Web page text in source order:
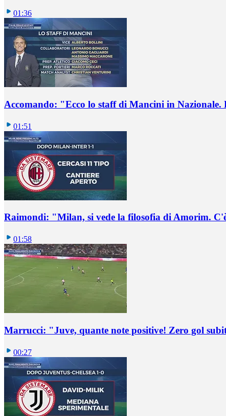
01:36
Accomando: "Ecco lo staff di Mancini in
01:51
Raimondi: "Milan, si vede la filosofia di Amorim.
01:58
Marrucci: "Juve, quante note positive! Zero gol
00:27